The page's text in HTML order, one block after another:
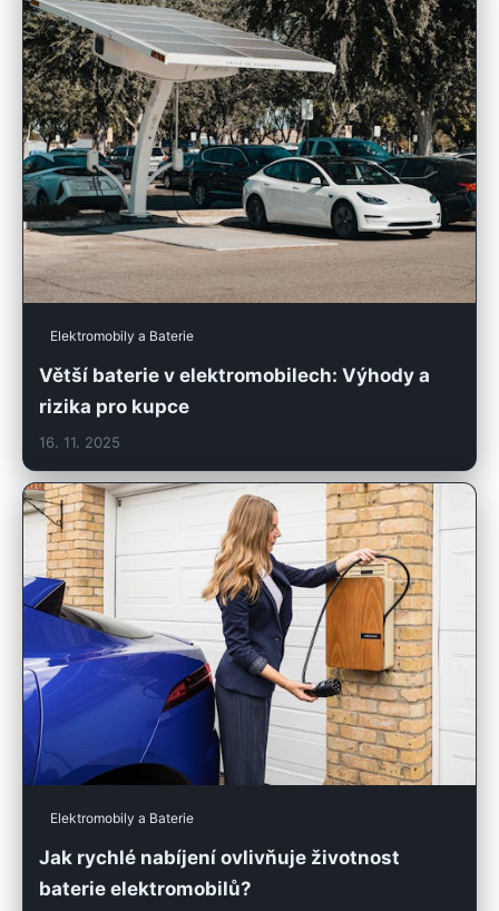
Elektromobily a Baterie
Větší baterie v elektromobilech: Výhody a
rizika pro kupce
16. 11. 2025
Elektromobily a Baterie
Jak rychlé nabíjení ovlivňuje životnost
baterie elektromobilů?